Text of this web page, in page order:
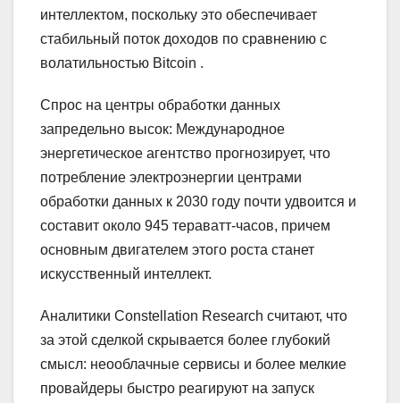
интеллектом, поскольку это обеспечивает
стабильный поток доходов по сравнению с
волатильностью Bitcoin .
Спрос на центры обработки данных
запредельно высок: Международное
энергетическое агентство прогнозирует, что
потребление электроэнергии центрами
обработки данных к 2030 году почти удвоится и
составит около 945 тераватт-часов, причем
основным двигателем этого роста станет
искусственный интеллект.
Аналитики Constellation Research считают, что
за этой сделкой скрывается более глубокий
смысл: неооблачные сервисы и более мелкие
провайдеры быстро реагируют на запуск